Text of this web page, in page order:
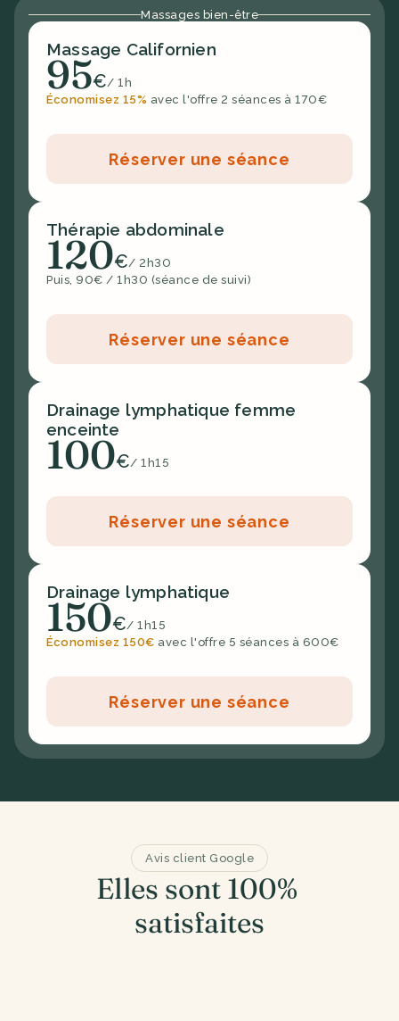
Massages bien-être
Massage Californien
95€/ 1h
Économisez 15% avec l'offre 2 séances à 170€
Réserver une séance
Thérapie abdominale
120€/ 2h30
Puis, 90€ / 1h30 (séance de suivi)
Réserver une séance
Drainage lymphatique femme
enceinte
100€/ 1h15
Réserver une séance
Drainage lymphatique
150€/ 1h15
Économisez 150€ avec l'offre 5 séances à 600€
Réserver une séance
Avis client Google
Elles sont 100%
satisfaites